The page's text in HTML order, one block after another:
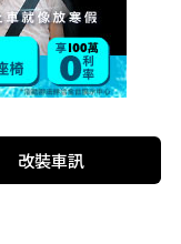
改裝車訊